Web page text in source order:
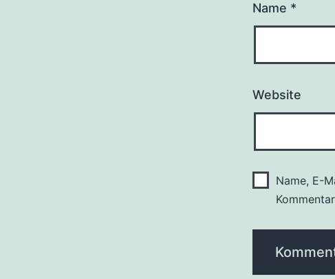
Name *
Website
Name, E-